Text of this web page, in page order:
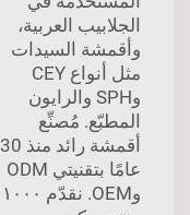
الجلابيب العربية،
وأقمشة السيدات
مثل أنواع CEY
وSPH والرايون
المطبّع. مُصنِّع
أقمشة رائد منذ 30
عامًا بتقنيتي ODM
وOEM. نقدّم ١٠٠٠